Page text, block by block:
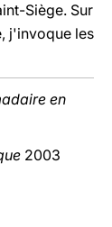
Siège. Sur
j'invoque les
en
2003